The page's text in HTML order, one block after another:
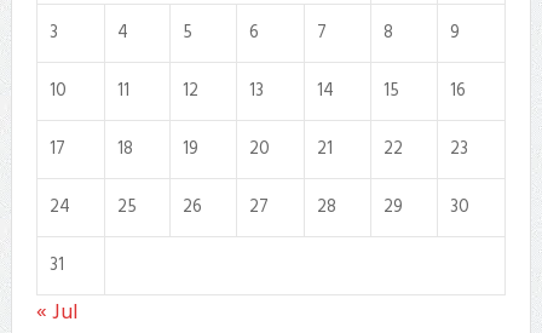
3
4 5 6 7 8
9
10
11 12 13 14 15
16
17
18 19 20 21 22
23
24
25 26 27 28 29
30
31
« Jul